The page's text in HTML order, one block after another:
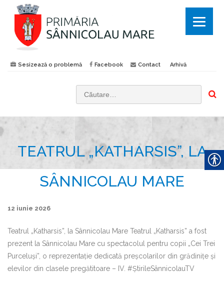
Sesizează o problemă Facebook Contact Arhivă
:
TEATRUL „KATHARSIS”, LA
SÂNNICOLAU MARE
12 iunie 2026
Teatrul „Katharsis”, la Sânnicolau Mare Teatrul „Katharsis” a fost
prezent la Sânnicolau Mare cu spectacolul pentru copii „Cei Trei
Purceluși”, o reprezentație dedicată preșcolarilor din grădinițe și
elevilor din clasele pregătitoare – IV. #ȘtirileSânnicolauTV